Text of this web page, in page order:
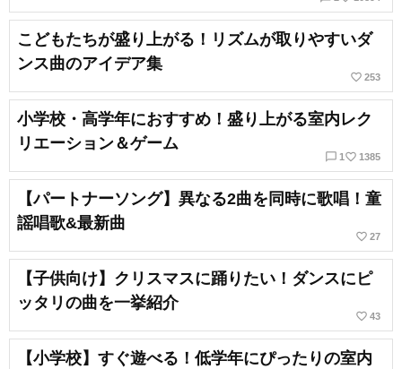
こどもたちが盛り上がる！リズムが取りやすいダ
ンス曲のアイデア集
favorite_border 253
小学校・高学年におすすめ！盛り上がる室内レク
リエーション＆ゲーム
chat_bubble_outline 1 favorite_border 1385
【パートナーソング】異なる2曲を同時に歌唱！童
謡唱歌&最新曲
favorite_border 27
【子供向け】クリスマスに踊りたい！ダンスにピ
ッタリの曲を一挙紹介
favorite_border 43
【小学校】すぐ遊べる！低学年にぴったりの室内